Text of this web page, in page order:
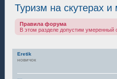
Туризм на скутерах и
Правила форума
В этом разделе допустим умеренный
Eretik
новичок